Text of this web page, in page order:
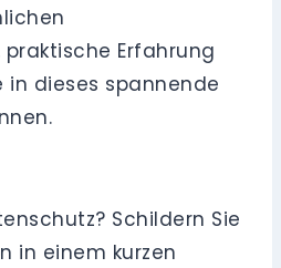
Erfahrung
in dieses spannende
Schildern Sie
in einem kurzen